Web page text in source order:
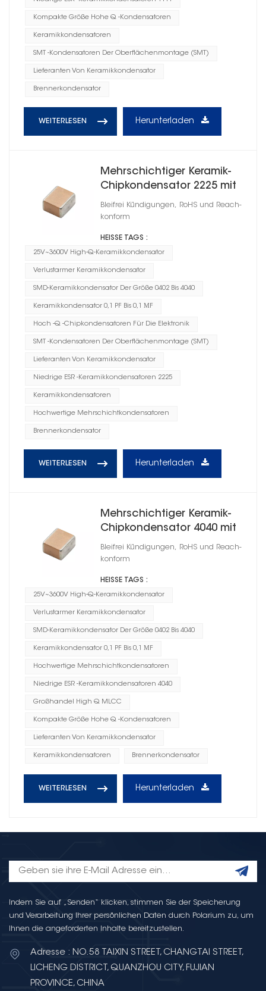
Kompakte Größe Hohe Q -Kondensatoren
Keramikkondensatoren
SMT -Kondensatoren Der Oberflächenmontage (SMT)
Lieferanten Von Keramikkondensator
Brennerkondensator
WEITERLESEN Herunterladen
Mehrschichtiger Keramik-
Chipkondensator 2225 mit
hohem Q
Bleifrei Kündigungen, RoHS und Reach-
konform
HEISSE TAGS :
25V~3600V High-Q-Keramikkondensator
Verlustarmer Keramikkondensator
SMD-Keramikkondensator Der Größe 0402 Bis 4040
Keramikkondensator 0,1 PF Bis 0,1 ΜF
Hoch -Q -Chipkondensatoren Für Die Elektronik
SMT -Kondensatoren Der Oberflächenmontage (SMT)
Lieferanten Von Keramikkondensator
Niedrige ESR -Keramikkondensatoren 2225
Keramikkondensatoren
Hochwertige Mehrschichtkondensatoren
Brennerkondensator
WEITERLESEN Herunterladen
Mehrschichtiger Keramik-
Chipkondensator 4040 mit
hohem Q
Bleifrei Kündigungen, RoHS und Reach-
konform
HEISSE TAGS :
25V~3600V High-Q-Keramikkondensator
Verlustarmer Keramikkondensator
SMD-Keramikkondensator Der Größe 0402 Bis 4040
Keramikkondensator 0,1 PF Bis 0,1 ΜF
Hochwertige Mehrschichtkondensatoren
Niedrige ESR -Keramikkondensatoren 4040
Großhandel High Q MLCC
Kompakte Größe Hohe Q -Kondensatoren
Lieferanten Von Keramikkondensator
Keramikkondensatoren Brennerkondensator
WEITERLESEN Herunterladen
Indem Sie auf „Senden“ klicken, stimmen Sie der Speicherung
und Verarbeitung Ihrer persönlichen Daten durch Polarium zu, um
Ihnen die angeforderten Inhalte bereitzustellen.
Adresse : NO.58 TAIXIN STREET, CHANGTAI STREET,
LICHENG DISTRICT, QUANZHOU CITY, FUJIAN
PROVINCE, CHINA